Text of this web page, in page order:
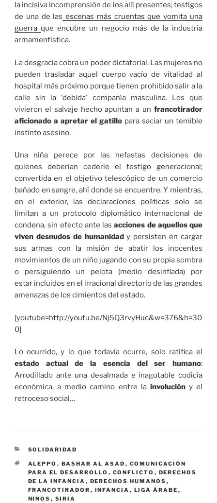
la incisiva incomprensión de los allí presentes; testigos
de una de las escenas más cruentas que vomita una
guerraque encubre un negocio más de la industria
armamentística.
La desgracia cobra un poder dictatorial. Las mujeres no
pueden trasladar aquel cuerpo vacío de vitalidad al
hospital más próximo porque tienen prohibido salir a la
calle sin la ‘debida’ compañía masculina. Los que
vivieron el salvaje hecho apuntan a un francotirador
aficionado a apretar el gatillo para saciar un temible
instinto asesino.
Una niña perece por las nefastas decisiones de
quienes deberían cederle el testigo generacional;
convertida en el objetivo telescópico de un comercio
bañado en sangre, ahí donde se encuentre. Y mientras,
en el exterior, las declaraciones políticas solo se
limitan a un protocolo diplomático internacional de
condena, sin efecto ante lasacciones de aquellos que
viven desnudos de humanidady persisten en cargar
sus armas con la misión de abatir los inocentes
movimientos de un niño jugando con su propia sombra
o persiguiendo un pelota (medio desinflada) por
estar incluidos en el irracional directorio de las grandes
amenazas de los cimientos del estado.
[youtube=http://youtu.be/Nj5Q3rvyHuc&w=376&h=30
0]
Lo ocurrido, y lo que todavía ocurre, solo ratifica el
estado actual de la esencia del ser humano:
Arrodillado ante una desalmada e inagotable codicia
económica, a medio camino entre la involucióny el
retroceso social…
CATEGORÍAS
SOLIDARIDAD
ETIQUETAS
ALEPPO , BASHAR AL ASAD , COMUNICACIÓN
PARA EL DESARROLLO , CONFLICTO , DERECHOS
DE LA INFANCIA , DERECHOS HUMANOS ,
FRANCOTIRADOR , INFANCIA , LIGA ÁRABE ,
NIÑOS , SIRIA